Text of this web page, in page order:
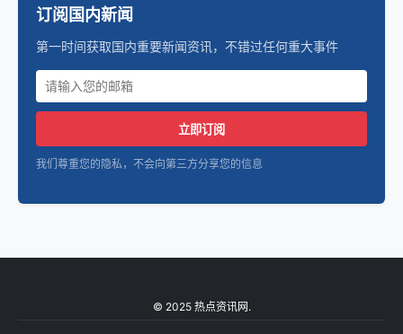
订阅国内新闻
第一时间获取国内重要新闻资讯，不错过任何重大事件
立即订阅
我们尊重您的隐私，不会向第三方分享您的信息
© 2025 热点资讯网.